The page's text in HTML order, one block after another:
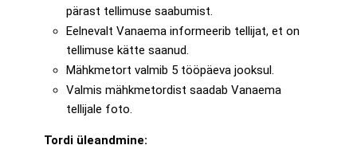
pärast tellimuse saabumist.
Eelnevalt Vanaema informeerib tellijat, et on
tellimuse kätte saanud.
Mähkmetort valmib 5 tööpäeva jooksul.
Valmis mähkmetordist saadab Vanaema
tellijale foto.
Tordi üleandmine: